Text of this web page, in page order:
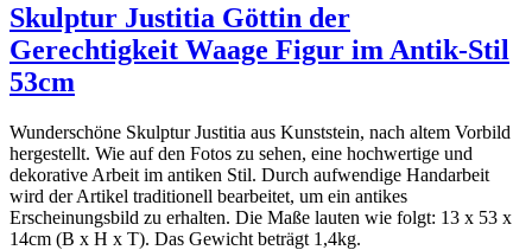
Skulptur Justitia Göttin der
Gerechtigkeit Waage Figur im Antik-Stil
53cm
Wunderschöne Skulptur Justitia aus Kunststein, nach altem Vorbild
hergestellt. Wie auf den Fotos zu sehen, eine hochwertige und
dekorative Arbeit im antiken Stil. Durch aufwendige Handarbeit
wird der Artikel traditionell bearbeitet, um ein antikes
Erscheinungsbild zu erhalten. Die Maße lauten wie folgt: 13 x 53 x
14cm (B x H x T). Das Gewicht beträgt 1,4kg.